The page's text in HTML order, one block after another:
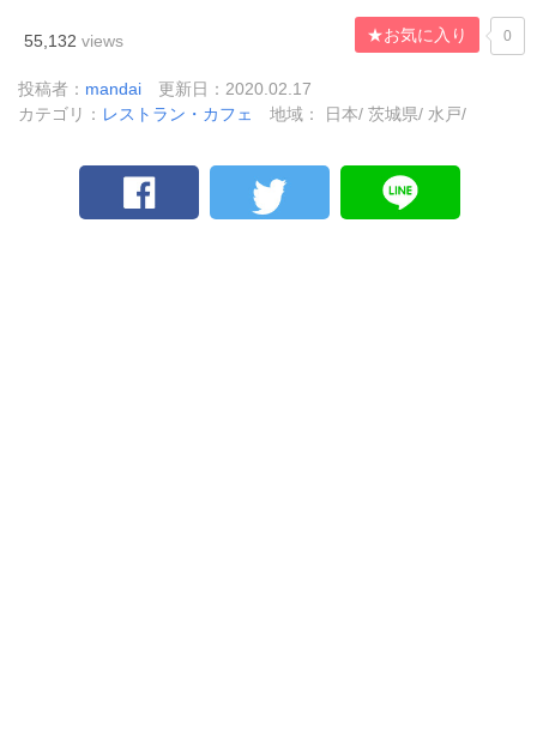
55,132 views ★お気に入り 0
投稿者： mandai
更新日：2020.02.17
カテゴリ： レストラン・カフェ 地域： 日本/ 茨城県/ 水戸/